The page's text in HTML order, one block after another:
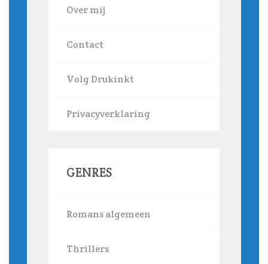
Over mij
Contact
Volg Drukinkt
Privacyverklaring
GENRES
Romans algemeen
Thrillers